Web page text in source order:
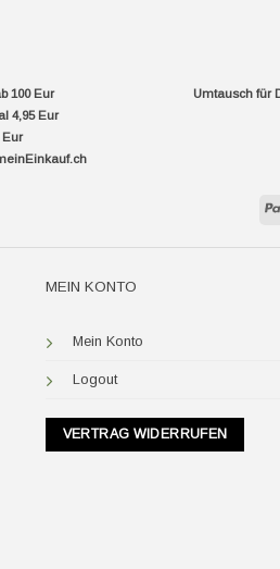
100 Eur
4,95 Eur
Eur
Umtausch für
MEIN KONTO
Mein Konto
Logout
VERTRAG WIDERRUFEN